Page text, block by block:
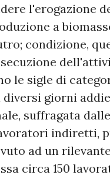
l'erogazione
a
condizione,
le sigle di
giorni
suffragata
indiretti,
ad un
circa 150